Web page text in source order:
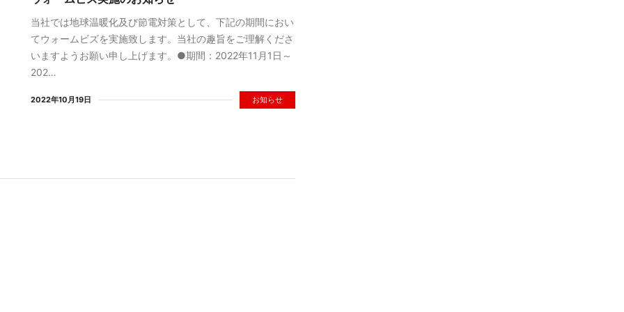
当社では地球温暖化及び節電対策として、下記の期間におい
てウォームビズを実施致します。当社の趣旨をご理解くださ
いますようお願い申し上げます。●期間：2022年11月1日～
202…
2022年10月19日 お知らせ